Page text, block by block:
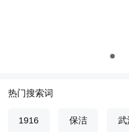
热门搜索词
1916 保洁 武